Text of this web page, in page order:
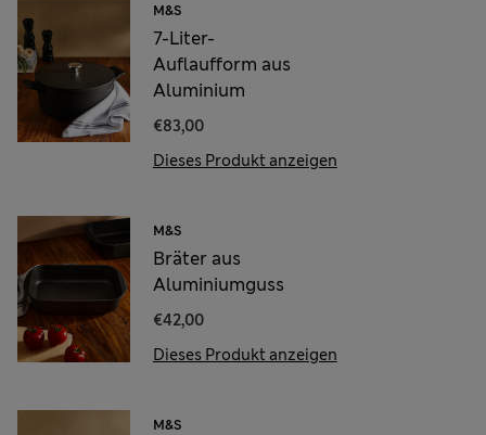
M&S
7-Liter-
Auflaufform aus
Aluminium
€83,00
Dieses Produkt anzeigen
M&S
Bräter aus
Aluminiumguss
€42,00
Dieses Produkt anzeigen
M&S